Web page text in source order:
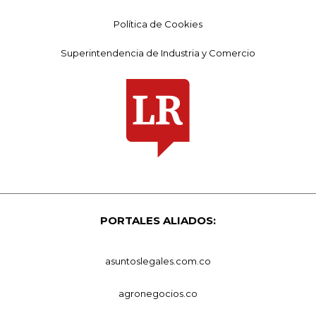
Política de Cookies
Superintendencia de Industria y Comercio
PORTALES ALIADOS:
asuntoslegales.com.co
agronegocios.co